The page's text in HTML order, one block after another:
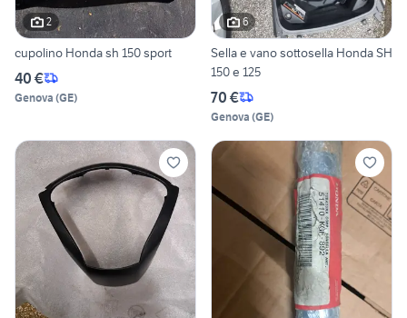
2
cupolino Honda sh 150 sport
40 €
Genova (GE)
6
Sella e vano sottosella Honda SH
150 e 125
70 €
Genova (GE)